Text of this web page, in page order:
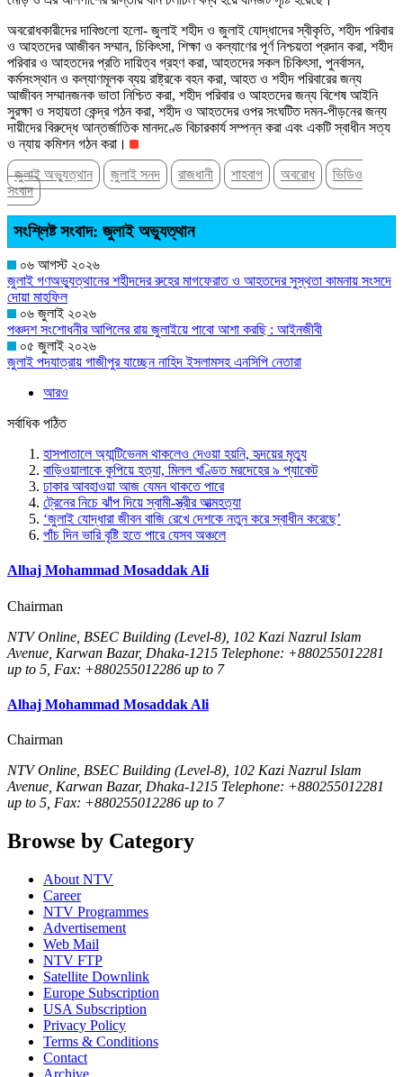
অবরোধকারীদের দাবিগুলো হলো- জুলাই শহীদ ও জুলাই যোদ্ধাদের স্বীকৃতি, শহীদ পরিবার
ও আহতদের আজীবন সম্মান, চিকিৎসা, শিক্ষা ও কল্যাণের পূর্ণ নিশ্চয়তা প্রদান করা, শহীদ
পরিবার ও আহতদের প্রতি দায়িত্ব গ্রহণ করা, আহতদের সকল চিকিৎসা, পুনর্বাসন,
কর্মসংস্থান ও কল্যাণমূলক ব্যয় রাষ্ট্রকে বহন করা, আহত ও শহীদ পরিবারের জন্য
আজীবন সম্মানজনক ভাতা নিশ্চিত করা, শহীদ পরিবার ও আহতদের জন্য বিশেষ আইনি
সুরক্ষা ও সহায়তা কেন্দ্র গঠন করা, শহীদ ও আহতদের ওপর সংঘটিত দমন-পীড়নের জন্য
দায়ীদের বিরুদ্ধে আন্তর্জাতিক মানদণ্ডে বিচারকার্য সম্পন্ন করা এবং একটি স্বাধীন সত্য
ও ন্যায় কমিশন গঠন করা।
জুলাই অভ্যুত্থান
জুলাই সনদ রাজধানী শাহবাগ অবরোধ
ভিডিও
সংবাদ
সংশ্লিষ্ট সংবাদ: জুলাই অভ্যুত্থান
০৬ আগস্ট ২০২৬
জুলাই গণঅভ্যুত্থানের শহীদদের রুহের মাগফেরাত ও আহতদের সুস্থতা কামনায় সংসদে
দোয়া মাহফিল
০৬ জুলাই ২০২৬
পঞ্চদশ সংশোধনীর আপিলের রায় জুলাইয়ে পাবো আশা করছি : আইনজীবী
০৫ জুলাই ২০২৬
জুলাই পদযাত্রায় গাজীপুর যাচ্ছেন নাহিদ ইসলামসহ এনসিপি নেতারা
আরও
সর্বাধিক পঠিত
হাসপাতালে অ্যান্টিভেনম থাকলেও দেওয়া হয়নি, হৃদয়ের মৃত্যু
বাড়িওয়ালাকে কুপিয়ে হত্যা, মিলল খণ্ডিত মরদেহের ৯ প্যাকেট
ঢাকার আবহাওয়া আজ যেমন থাকতে পারে
ট্রেনের নিচে ঝাঁপ দিয়ে স্বামী-স্ত্রীর আত্মহত্যা
‘জুলাই যোদ্ধারা জীবন বাজি রেখে দেশকে নতুন করে স্বাধীন করেছে’
পাঁচ দিন ভারি বৃষ্টি হতে পারে যেসব অঞ্চলে
Alhaj Mohammad Mosaddak Ali
Chairman
NTV Online, BSEC Building (Level-8), 102 Kazi Nazrul Islam
Avenue, Karwan Bazar, Dhaka-1215 Telephone: +880255012281
up to 5, Fax: +880255012286 up to 7
Alhaj Mohammad Mosaddak Ali
Chairman
NTV Online, BSEC Building (Level-8), 102 Kazi Nazrul Islam
Avenue, Karwan Bazar, Dhaka-1215 Telephone: +880255012281
up to 5, Fax: +880255012286 up to 7
Browse by Category
About NTV
Career
NTV Programmes
Advertisement
Web Mail
NTV FTP
Satellite Downlink
Europe Subscription
USA Subscription
Privacy Policy
Terms & Conditions
Contact
Archive